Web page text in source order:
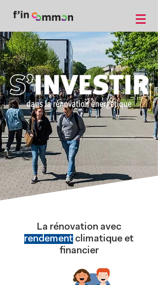
La rénovation avec
rendement climatique et
financier